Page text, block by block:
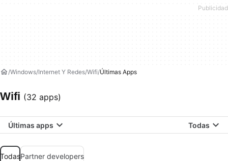
Windows Internet Y Redes Wifi Últimas Apps
Wifi (32 apps)
Últimas apps Todas
TodasPartner developers